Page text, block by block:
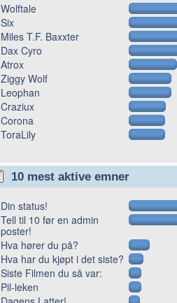
Wolftale
Six
Miles T.F. Baxxter
Dax Cyro
Atrox
Ziggy Wolf
Leophan
Craziux
Corona
ToraLily
10 mest aktive emner
Din status!
Tell til 10 før en admin
poster!
Hva hører du på?
Hva har du kjøpt i det siste?
Siste Filmen du så var:
Pil-leken